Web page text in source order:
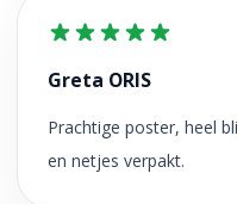
Greta ORIS
Prachtige poster, heel
en netjes verpakt.